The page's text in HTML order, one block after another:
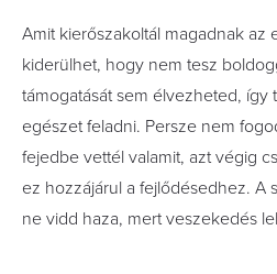
Amit kierőszakoltál magadnak az
kiderülhet, hogy nem tesz
támogatását sem élvezheted, így
egészet feladni. Persze nem
fejedbe vettél valamit, azt végig
ez hozzájárul a fejlődésedhez. A
ne vidd haza, mert veszekedés